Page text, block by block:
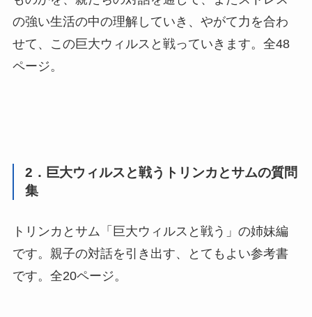
の強い生活の中の理解していき、やがて力を合わ
せて、この巨大ウィルスと戦っていきます。全48
ページ。
2．巨大ウィルスと戦うトリンカとサムの質問
集
トリンカとサム「巨大ウィルスと戦う」の姉妹編
です。親子の対話を引き出す、とてもよい参考書
です。全20ページ。